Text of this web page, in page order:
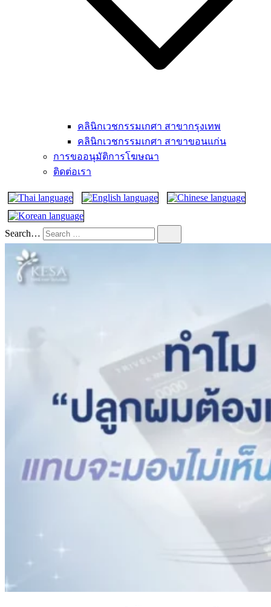
คลินิกเวชกรรมเกศา สาขากรุงเทพ
คลินิกเวชกรรมเกศา สาขาขอนแก่น
การขออนุมัติการโฆษณา
ติดต่อเรา
Search…